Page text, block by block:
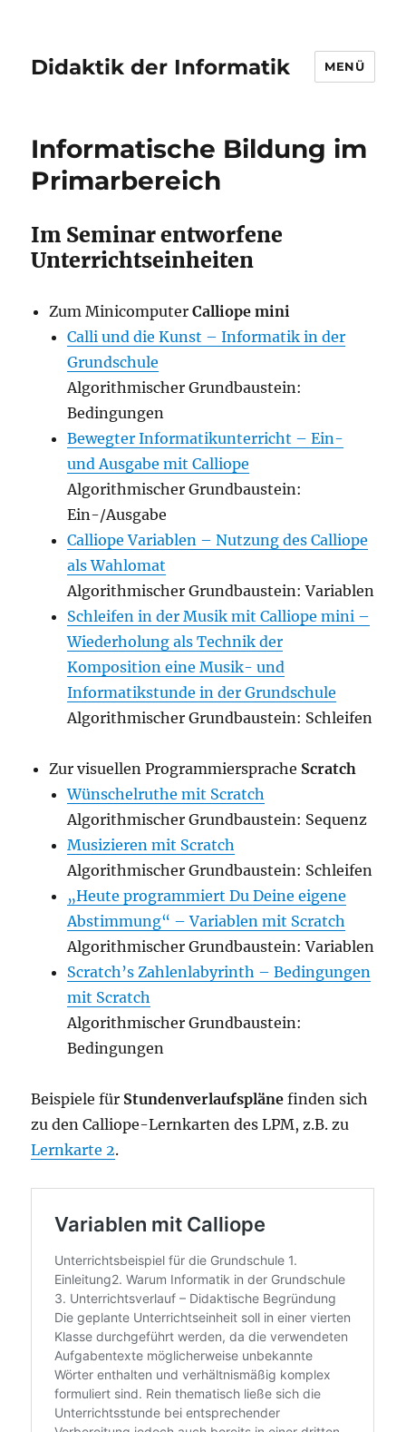
Didaktik der Informatik MENÜ
Informatische Bildung im
Primarbereich
Im Seminar entworfene
Unterrichtseinheiten
Zum MinicomputerCalliope mini
Calli und die Kunst – Informatik in der
Grundschule
Algorithmischer Grundbaustein:
Bedingungen
Bewegter Informatikunterricht – Ein-
und Ausgabe mit Calliope
Algorithmischer Grundbaustein:
Ein-/Ausgabe
Calliope Variablen – Nutzung des Calliope
als Wahlomat
Algorithmischer Grundbaustein: Variablen
Schleifen in der Musik mit Calliope mini –
Wiederholung als Technik der
Komposition eine Musik- und
Informatikstunde in der Grundschule
Algorithmischer Grundbaustein: Schleifen
Zur visuellen Programmiersprache Scratch
Wünschelruthe mit Scratch
Algorithmischer Grundbaustein: Sequenz
Musizieren mit Scratch
Algorithmischer Grundbaustein: Schleifen
„Heute programmiert Du Deine eigene
Abstimmung“ – Variablen mit Scratch
Algorithmischer Grundbaustein: Variablen
Scratch’s Zahlenlabyrinth – Bedingungen
mit Scratch
Algorithmischer Grundbaustein:
Bedingungen
Beispiele für Stundenverlaufspläne finden sich
zu den Calliope-Lernkarten des LPM, z.B. zu
Lernkarte 2.